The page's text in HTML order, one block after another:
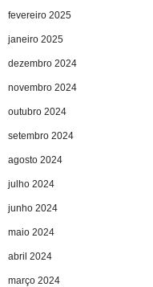
fevereiro 2025
janeiro 2025
dezembro 2024
novembro 2024
outubro 2024
setembro 2024
agosto 2024
julho 2024
junho 2024
maio 2024
abril 2024
março 2024